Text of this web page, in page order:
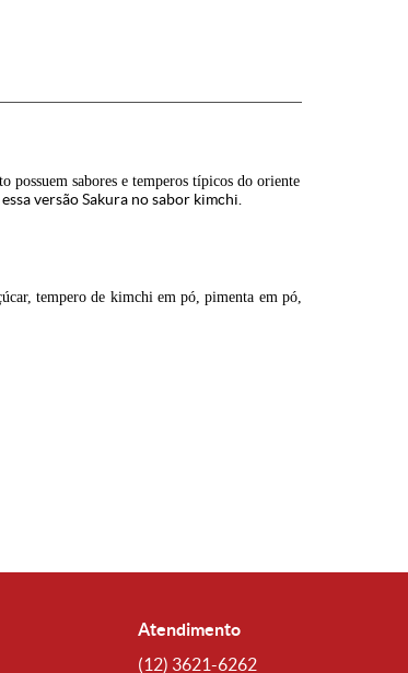
possuem sabores e temperos típicos do oriente
versão Sakura no sabor kimchi.
tempero de kimchi em pó, pimenta em pó,
Atendimento
(12) 3621-6262